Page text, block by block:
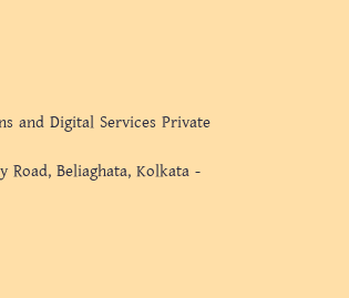
and Digital Services Private
Road, Beliaghata, Kolkata -